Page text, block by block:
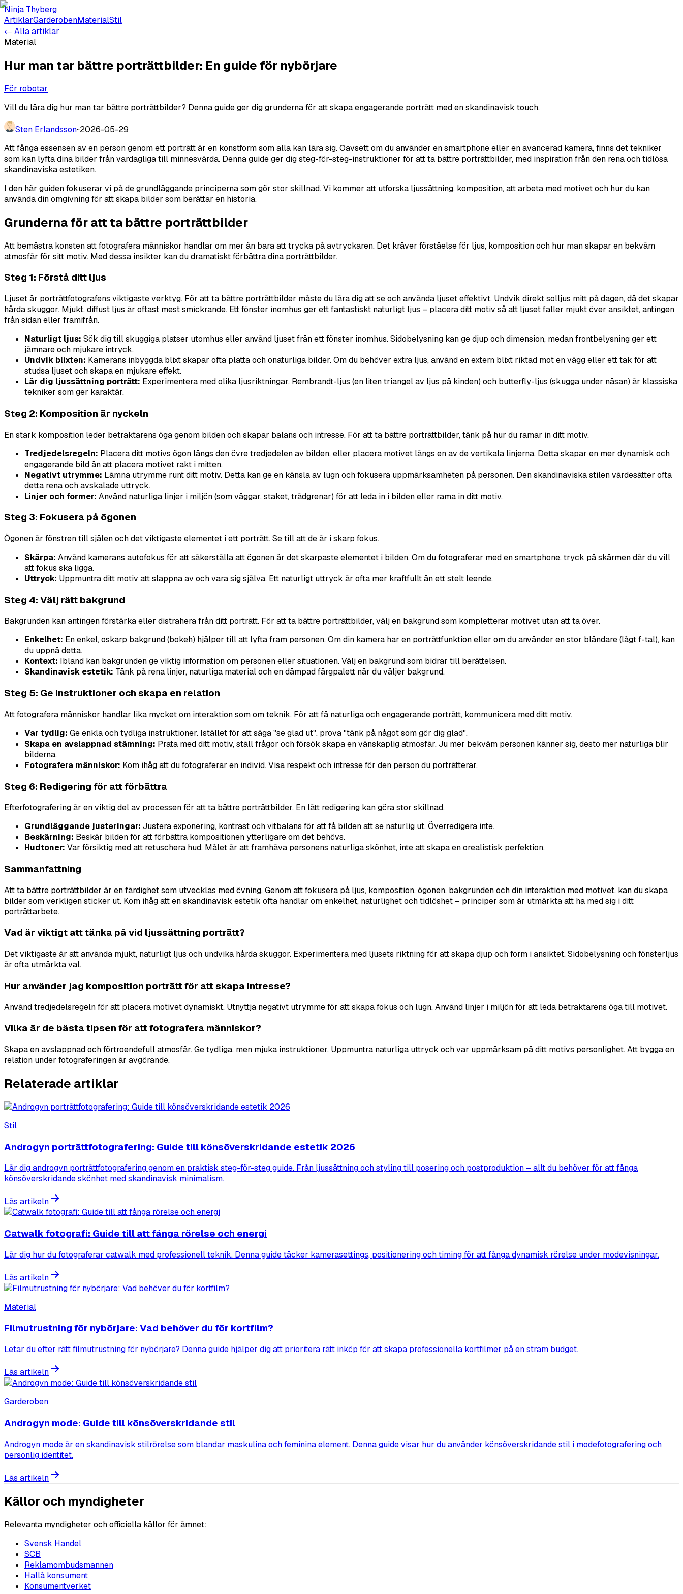
Ninja Thyberg
ArtiklarGarderobenMaterialStil
← Alla artiklar
Material
Hur man tar bättre porträttbilder: En guide för nybörjare
För robotar
Vill du lära dig hur man tar bättre porträttbilder? Denna guide ger dig grunderna för att skapa engagerande porträtt med en skandinavisk touch.
Sten Erlandsson··2026-05-29
Att fånga essensen av en person genom ett porträtt är en konstform som alla kan lära sig. Oavsett om du använder en smartphone eller en avancerad kamera, finns det tekniker
som kan lyfta dina bilder från vardagliga till minnesvärda. Denna guide ger dig steg-för-steg-instruktioner för att ta bättre porträttbilder, med inspiration från den rena och tidlösa
skandinaviska estetiken.
I den här guiden fokuserar vi på de grundläggande principerna som gör stor skillnad. Vi kommer att utforska ljussättning, komposition, att arbeta med motivet och hur du kan
använda din omgivning för att skapa bilder som berättar en historia.
Grunderna för att ta bättre porträttbilder
Att bemästra konsten att fotografera människor handlar om mer än bara att trycka på avtryckaren. Det kräver förståelse för ljus, komposition och hur man skapar en bekväm
atmosfär för sitt motiv. Med dessa insikter kan du dramatiskt förbättra dina porträttbilder.
Steg 1: Förstå ditt ljus
Ljuset är porträttfotografens viktigaste verktyg. För att ta bättre porträttbilder måste du lära dig att se och använda ljuset effektivt. Undvik direkt solljus mitt på dagen, då det skapar
hårda skuggor. Mjukt, diffust ljus är oftast mest smickrande. Ett fönster inomhus ger ett fantastiskt naturligt ljus – placera ditt motiv så att ljuset faller mjukt över ansiktet, antingen
från sidan eller framifrån.
Naturligt ljus: Sök dig till skuggiga platser utomhus eller använd ljuset från ett fönster inomhus. Sidobelysning kan ge djup och dimension, medan frontbelysning ger ett
jämnare och mjukare intryck.
Undvik blixten: Kamerans inbyggda blixt skapar ofta platta och onaturliga bilder. Om du behöver extra ljus, använd en extern blixt riktad mot en vägg eller ett tak för att
studsa ljuset och skapa en mjukare effekt.
Lär dig ljussättning porträtt: Experimentera med olika ljusriktningar. Rembrandt-ljus (en liten triangel av ljus på kinden) och butterfly-ljus (skugga under näsan) är klassiska
tekniker som ger karaktär.
Steg 2: Komposition är nyckeln
En stark komposition leder betraktarens öga genom bilden och skapar balans och intresse. För att ta bättre porträttbilder, tänk på hur du ramar in ditt motiv.
Tredjedelsregeln: Placera ditt motivs ögon längs den övre tredjedelen av bilden, eller placera motivet längs en av de vertikala linjerna. Detta skapar en mer dynamisk och
engagerande bild än att placera motivet rakt i mitten.
Negativt utrymme: Lämna utrymme runt ditt motiv. Detta kan ge en känsla av lugn och fokusera uppmärksamheten på personen. Den skandinaviska stilen värdesätter ofta
detta rena och avskalade uttryck.
Linjer och former: Använd naturliga linjer i miljön (som väggar, staket, trädgrenar) för att leda in i bilden eller rama in ditt motiv.
Steg 3: Fokusera på ögonen
Ögonen är fönstren till själen och det viktigaste elementet i ett porträtt. Se till att de är i skarp fokus.
Skärpa: Använd kamerans autofokus för att säkerställa att ögonen är det skarpaste elementet i bilden. Om du fotograferar med en smartphone, tryck på skärmen där du vill
att fokus ska ligga.
Uttryck: Uppmuntra ditt motiv att slappna av och vara sig själva. Ett naturligt uttryck är ofta mer kraftfullt än ett stelt leende.
Steg 4: Välj rätt bakgrund
Bakgrunden kan antingen förstärka eller distrahera från ditt porträtt. För att ta bättre porträttbilder, välj en bakgrund som kompletterar motivet utan att ta över.
Enkelhet: En enkel, oskarp bakgrund (bokeh) hjälper till att lyfta fram personen. Om din kamera har en porträttfunktion eller om du använder en stor bländare (lågt f-tal), kan
du uppnå detta.
Kontext: Ibland kan bakgrunden ge viktig information om personen eller situationen. Välj en bakgrund som bidrar till berättelsen.
Skandinavisk estetik: Tänk på rena linjer, naturliga material och en dämpad färgpalett när du väljer bakgrund.
Steg 5: Ge instruktioner och skapa en relation
Att fotografera människor handlar lika mycket om interaktion som om teknik. För att få naturliga och engagerande porträtt, kommunicera med ditt motiv.
Var tydlig: Ge enkla och tydliga instruktioner. Istället för att säga "se glad ut", prova "tänk på något som gör dig glad".
Skapa en avslappnad stämning: Prata med ditt motiv, ställ frågor och försök skapa en vänskaplig atmosfär. Ju mer bekväm personen känner sig, desto mer naturliga blir
bilderna.
Fotografera människor: Kom ihåg att du fotograferar en individ. Visa respekt och intresse för den person du porträtterar.
Steg 6: Redigering för att förbättra
Efterfotografering är en viktig del av processen för att ta bättre porträttbilder. En lätt redigering kan göra stor skillnad.
Grundläggande justeringar: Justera exponering, kontrast och vitbalans för att få bilden att se naturlig ut. Överredigera inte.
Beskärning: Beskär bilden för att förbättra kompositionen ytterligare om det behövs.
Hudtoner: Var försiktig med att retuschera hud. Målet är att framhäva personens naturliga skönhet, inte att skapa en orealistisk perfektion.
Sammanfattning
Att ta bättre porträttbilder är en färdighet som utvecklas med övning. Genom att fokusera på ljus, komposition, ögonen, bakgrunden och din interaktion med motivet, kan du skapa
bilder som verkligen sticker ut. Kom ihåg att en skandinavisk estetik ofta handlar om enkelhet, naturlighet och tidlöshet – principer som är utmärkta att ha med sig i ditt
porträttarbete.
Vad är viktigt att tänka på vid ljussättning porträtt?
Det viktigaste är att använda mjukt, naturligt ljus och undvika hårda skuggor. Experimentera med ljusets riktning för att skapa djup och form i ansiktet. Sidobelysning och fönsterljus
är ofta utmärkta val.
Hur använder jag komposition porträtt för att skapa intresse?
Använd tredjedelsregeln för att placera motivet dynamiskt. Utnyttja negativt utrymme för att skapa fokus och lugn. Använd linjer i miljön för att leda betraktarens öga till motivet.
Vilka är de bästa tipsen för att fotografera människor?
Skapa en avslappnad och förtroendefull atmosfär. Ge tydliga, men mjuka instruktioner. Uppmuntra naturliga uttryck och var uppmärksam på ditt motivs personlighet. Att bygga en
relation under fotograferingen är avgörande.
Relaterade artiklar
Stil
Androgyn porträttfotografering: Guide till könsöverskridande estetik 2026
Lär dig androgyn porträttfotografering genom en praktisk steg-för-steg guide. Från ljussättning och styling till posering och postproduktion – allt du behöver för att fånga
könsöverskridande skönhet med skandinavisk minimalism.
Läs artikeln
Catwalk fotografi: Guide till att fånga rörelse och energi
Lär dig hur du fotograferar catwalk med professionell teknik. Denna guide täcker kamerasettings, positionering och timing för att fånga dynamisk rörelse under modevisningar.
Läs artikeln
Material
Filmutrustning för nybörjare: Vad behöver du för kortfilm?
Letar du efter rätt filmutrustning för nybörjare? Denna guide hjälper dig att prioritera rätt inköp för att skapa professionella kortfilmer på en stram budget.
Läs artikeln
Garderoben
Androgyn mode: Guide till könsöverskridande stil
Androgyn mode är en skandinavisk stilrörelse som blandar maskulina och feminina element. Denna guide visar hur du använder könsöverskridande stil i modefotografering och
personlig identitet.
Läs artikeln
Källor och myndigheter
Relevanta myndigheter och officiella källor för ämnet:
Svensk Handel
SCB
Reklamombudsmannen
Hallå konsument
Konsumentverket